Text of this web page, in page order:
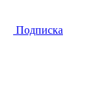
Подписка